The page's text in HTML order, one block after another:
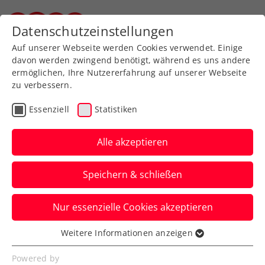
Zurück zur Newsübersicht
Turniere
Upper Austria Ladies
Linz: Sakkari freut sich
auf Oberösterreich-Debüt
im zweiten Anlauf
Indes wurde beim einzigen WTA-Turnier
Österreichs am Montag die Qualifikation
abgeschlossen.
Datenschutzeinstellungen
Auf unserer Webseite werden Cookies verwendet. Einige
davon werden zwingend benötigt, während es uns andere
ermöglichen, Ihre Nutzererfahrung auf unserer Webseite
zu verbessern.
Essenziell Statistiken
Alle akzeptieren
Speichern & schließen
Nur essenzielle Cookies akzeptieren
Essenziell
Essenzielle Cookies werden für grundlegende
Weitere Informationen anzeigen
Powered by